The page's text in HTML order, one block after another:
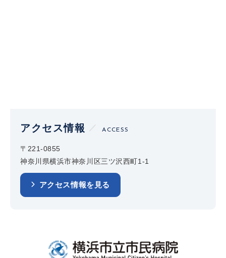
アクセス情報 ACCESS
〒221-0855
神奈川県横浜市神奈川区三ツ沢西町1-1
アクセス情報を見る